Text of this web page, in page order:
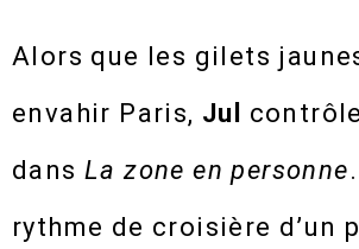
Alors que les gilets
envahir Paris, Jul
dans La zone en personne
rythme de croisière d’un